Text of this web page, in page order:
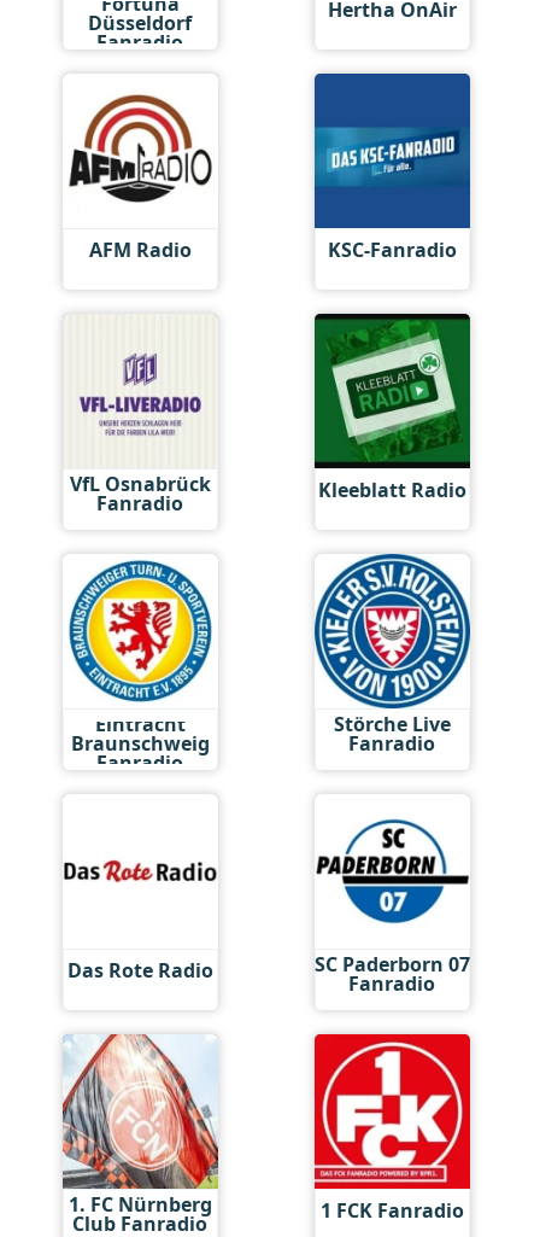
Düsseldorf
Fanradio
Hertha OnAir
AFM Radio KSC-Fanradio
VfL Osnabrück
Fanradio Kleeblatt Radio
Eintracht
Braunschweig
Fanradio
Störche Live
Fanradio
Das Rote Radio SC Paderborn 07
Fanradio
1. FC Nürnberg
Club Fanradio 1 FCK Fanradio